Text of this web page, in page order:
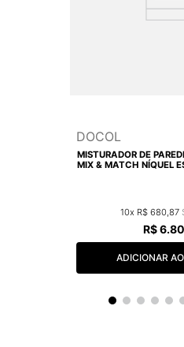
DOCOL
MISTURADOR DE
MIX & MATCH NÍQUEL
10 R$ 680 87
R$6.
ADICIONAR